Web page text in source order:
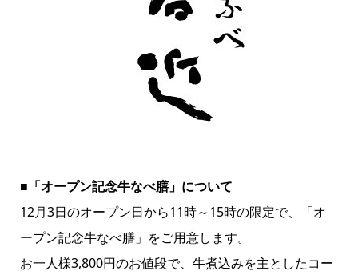
■「オープン記念牛なべ膳」について
12月3日のオープン日から11時～15時の限定で、「オ
ープン記念牛なべ膳」をご用意します。
お一人様3,800円のお値段で、牛煮込みを主としたコー